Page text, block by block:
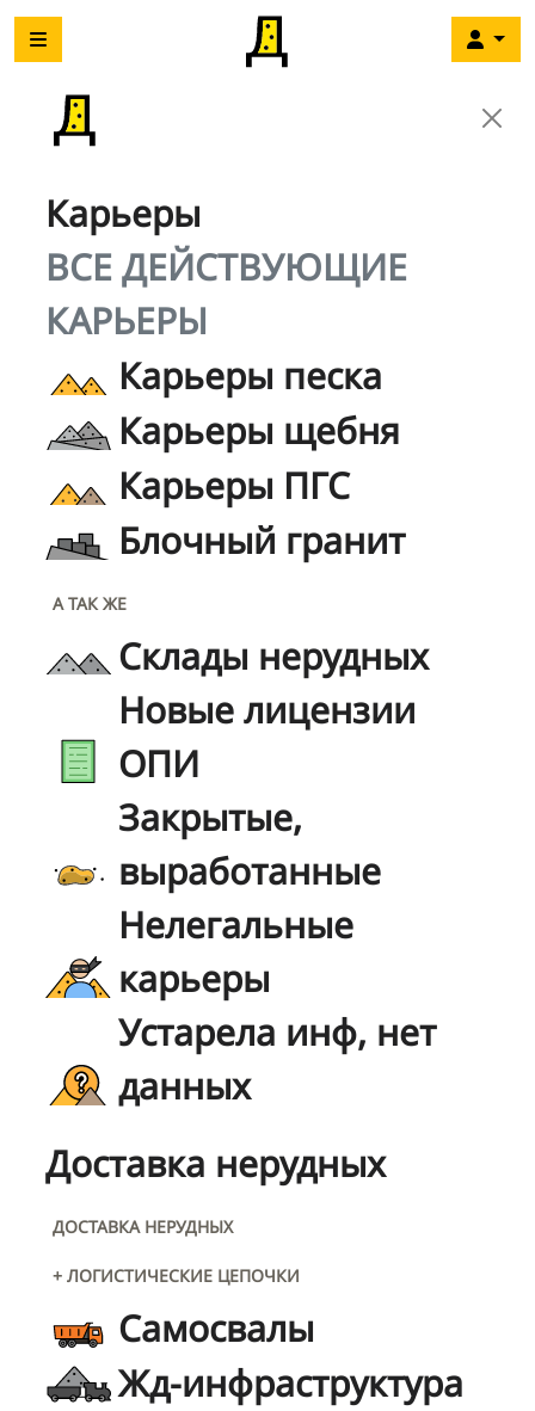
Карьеры
ВСЕ ДЕЙСТВУЮЩИЕ
КАРЬЕРЫ
Карьеры песка
Карьеры щебня
Карьеры ПГС
Блочный гранит
А ТАК ЖЕ
Склады нерудных
Новые лицензии
ОПИ
Закрытые,
выработанные
Нелегальные
карьеры
Устарела инф, нет
данных
Доставка нерудных
ДОСТАВКА НЕРУДНЫХ
+ ЛОГИСТИЧЕСКИЕ ЦЕПОЧКИ
Самосвалы
Жд-инфраструктура